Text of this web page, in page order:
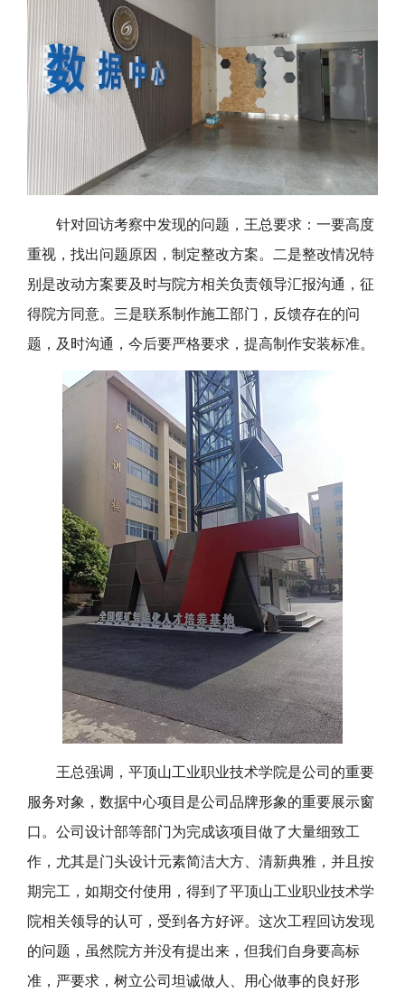
针对回访考察中发现的问题，王总要求：一要高度
重视， 找出问题原因 ，制定整改方案。二是整改情况特
别是改动方案要及时与院方相关负责领导汇报沟通，征
得院方同意。三是联系制作施工部门，反馈存在的问
题，及时沟通，今后要严格要求，提高制作安装标准。
王总强调，平顶山工业职业技术学院是公司的重要
服务对象，数据中心项目是公司品牌形象的重要展示窗
口。公司设计部等部门为完成该项目做了大量细致工
作，尤其是门头设计元素简洁大方、清新典雅，并且按
期完工，如期交付使用，得到了平顶山工业职业技术学
院相关领导的认可，受到各方好评。这次工程回访发现
的问题，虽然院方并没有提出来，但我们自身要高标
准，严要求，树立公司坦诚做人、用心做事的良好形